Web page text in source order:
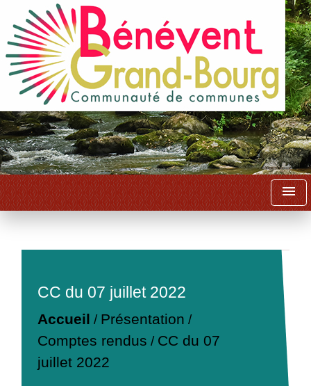
menu
CC du 07 juillet 2022
Accueil / Présentation /
Comptes rendus / CC du 07
juillet 2022